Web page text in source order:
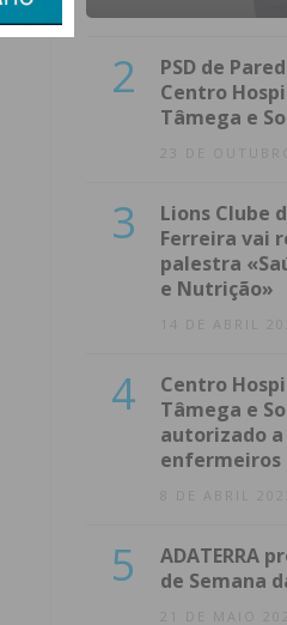
2
PSD de
Centro
Tâmega e
23 DE
3
Lions Clube
Ferreira vai
palestra
e Nutrição»
14 DE ABRIL
4
Centro
Tâmega e
autorizado
enfermeiros
8 DE ABRIL 2022
5
ADATERRA
de Semana
21 DE MAIO